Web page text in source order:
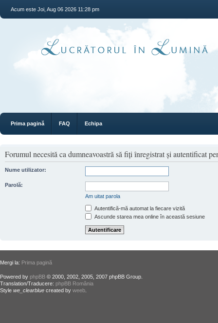
Acum este Joi, Aug 06 2026 11:28 pm
Prima pagină FAQ Echipa
Forumul necesită ca dumneavoastră să fiţi înregistrat şi autentificat
Nume utilizator:
Parolă:
Am uitat parola
Autentifică-mă automat la fiecare vizită
Ascunde starea mea online în această sesiune
Mergi la: Prima pagină
Powered by phpBB © 2000, 2002, 2005, 2007 phpBB Group.
Translation/Traducere: phpBB România
Style we_clearblue created by weeb